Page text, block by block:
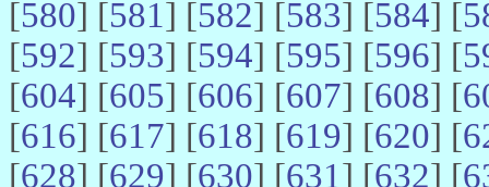
[580] [581] [582] [583] [584] [
[592] [593] [594] [595] [596] [
[604] [605] [606] [607] [608] [
[616] [617] [618] [619] [620] [
[628] [629] [630] [631] [632] [